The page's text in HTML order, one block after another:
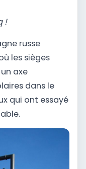
!
russe
les sièges
axe
dans le
qui ont essayé